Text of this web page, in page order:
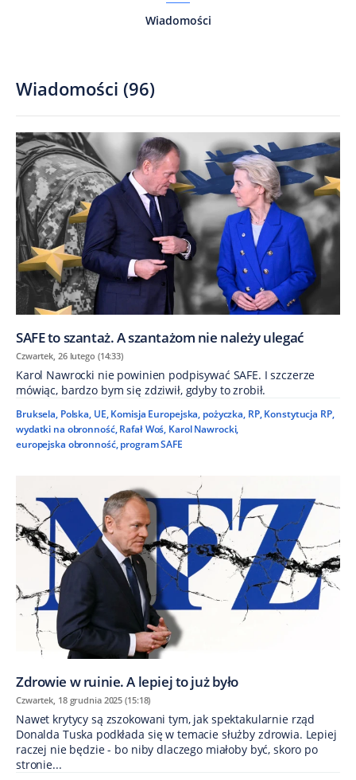
Wiadomości
Wiadomości (96)
SAFE to szantaż. A szantażom nie należy ulegać
Czwartek, 26 lutego (14:33)
Karol Nawrocki nie powinien podpisywać SAFE. I szczerze
mówiąc, bardzo bym się zdziwił, gdyby to zrobił.
Bruksela, Polska, UE, Komisja Europejska, pożyczka, RP, Konstytucja RP,
wydatki na obronność, Rafał Woś, Karol Nawrocki,
europejska obronność, program SAFE
Zdrowie w ruinie. A lepiej to już było
Czwartek, 18 grudnia 2025 (15:18)
Nawet krytycy są zszokowani tym, jak spektakularnie rząd
Donalda Tuska podkłada się w temacie służby zdrowia. Lepiej
raczej nie będzie - bo niby dlaczego miałoby być, skoro po
stronie...